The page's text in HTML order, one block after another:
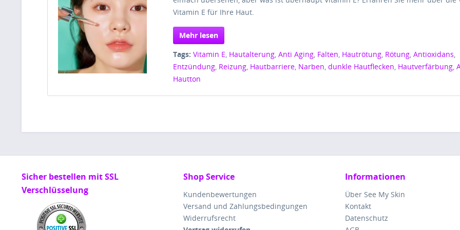
Vitamin E für Ihre Haut.
Mehr lesen
Tags: Vitamin E, Hautalterung,Anti Aging, Falten, Hautrötung, Rötung,Antioxidans,
Entzündung, Reizung, Hautbarriere, Narben,dunkle Hautflecken, Hautverfärbung,
Hautton
Sicher bestellen mit SSL
Verschlüsselung
Shop Service
Kundenbewertungen
Versand und Zahlungsbedingungen
Widerrufsrecht
Informationen
Über See My Skin
Kontakt
Datenschutz